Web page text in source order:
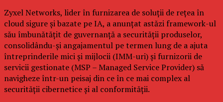
Zyxel Networks, lider în furnizarea de soluții de rețea în
cloud sigure și bazate pe IA, a anunțat astăzi framework-ul
său îmbunătățit de guvernanță a securității produselor,
consolidându-și angajamentul pe termen lung de a ajuta
întreprinderile mici și mijlocii (IMM-uri) și furnizorii de
servicii gestionate (MSP – Managed Service Provider) să
navigheze într-un peisaj din ce în ce mai complex al
securității cibernetice și al conformității.